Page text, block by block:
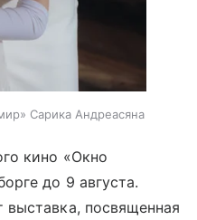
Сарика Андреасяна
кино «Окно
до 9 августа.
посвященная